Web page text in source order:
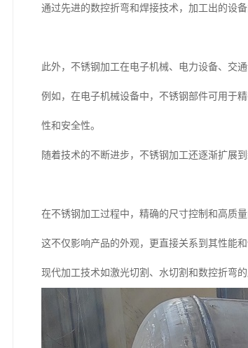
通过先进的数控折弯和焊接技术，加工出的设
此外，不锈钢加工在电子机械、电力设备、交
例如，在电子机械设备中，不锈钢部件可用于
性和安全性。
随着技术的不断进步，不锈钢加工还逐渐扩展
在不锈钢加工过程中，精确的尺寸控制和高质量
这不仅影响产品的外观，更直接关系到其性能和
现代加工技术如激光切割、水切割和数控折弯